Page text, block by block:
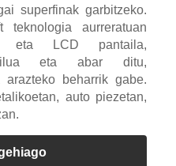
superfinak garbitzeko.
aurreratuan
eta LCD pantaila,
eta abar ditu,
arazteko beharrik gabe.
auto piezetan,